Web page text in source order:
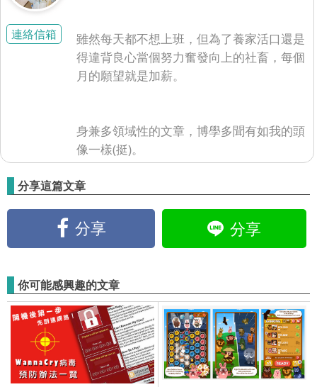
連絡信箱
雖然每天都不想上班，但為了養家活口還是
得違背良心當個努力奮發向上的社畜，每個
月的願望就是加薪。
身兼多領域性的文章，博學多聞有如我的頭
像一樣(挺)。
分享這篇文章
分享 分享
你可能感興趣的文章